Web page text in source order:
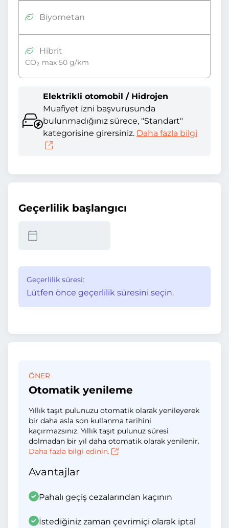
Biyometan
Hibrit
CO₂ max 50 g/km
Elektrikli otomobil / Hidrojen
Muafiyet izni başvurusunda
bulunmadığınız sürece, "Standart"
kategorisine girersiniz. Daha fazla bilgi
Geçerlilik başlangıcı
Geçerlilik süresi:
Lütfen önce geçerlilik süresini seçin.
ÖNER
Otomatik yenileme
Yıllık taşıt pulunuzu otomatik olarak yenileyerek
bir daha asla son kullanma tarihini
kaçırmazsınız. Yıllık taşıt pulunuz süresi
dolmadan bir yıl daha otomatik olarak yenilenir.
Daha fazla bilgi edinin.
Avantajlar
Pahalı geçiş cezalarından kaçının
İstediğiniz zaman çevrimiçi olarak iptal